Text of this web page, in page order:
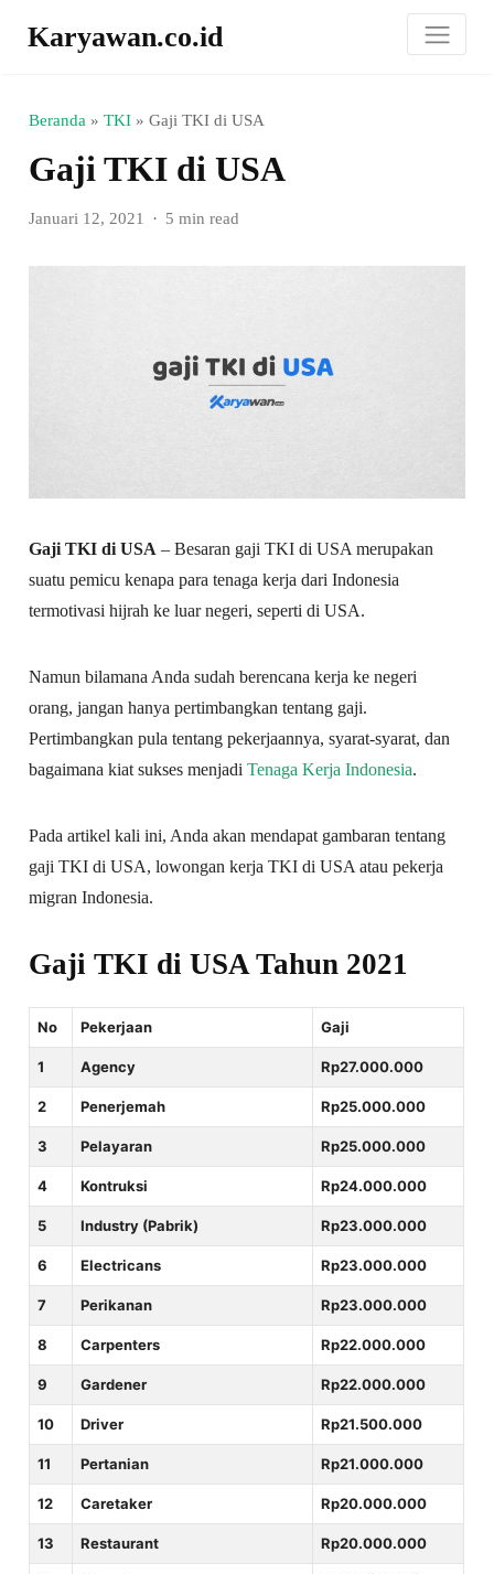
Karyawan.co.id
Beranda »TKI »Gaji TKI di USA
Gaji TKI di USA
Januari 12, 2021 5 min read
Gaji TKI di USA – Besaran gaji TKI di USA merupakan
suatu pemicu kenapa para tenaga kerja dari Indonesia
termotivasi hijrah ke luar negeri, seperti di USA.
Namun bilamana Anda sudah berencana kerja ke negeri
orang, jangan hanya pertimbangkan tentang gaji.
Pertimbangkan pula tentang pekerjaannya, syarat-syarat, dan
bagaimana kiat sukses menjadiTenaga Kerja Indonesia.
Pada artikel kali ini, Anda akan mendapat gambaran tentang
gaji TKI di USA, lowongan kerja TKI di USA atau pekerja
migran Indonesia.
Gaji TKI di USA Tahun 2021
No Pekerjaan Gaji
1 Agency Rp27.000.000
2 Penerjemah Rp25.000.000
3 Pelayaran Rp25.000.000
4 Kontruksi Rp24.000.000
5 Industry (Pabrik) Rp23.000.000
6 Electricans Rp23.000.000
7 Perikanan Rp23.000.000
8 Carpenters Rp22.000.000
9 Gardener Rp22.000.000
10 Driver Rp21.500.000
11 Pertanian Rp21.000.000
12 Caretaker Rp20.000.000
13 Restaurant Rp20.000.000